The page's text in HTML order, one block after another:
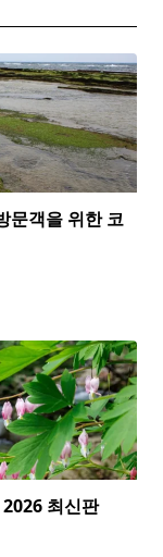
문객을 위한 코
최신판